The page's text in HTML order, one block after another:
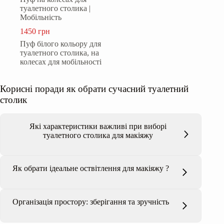
туалетного столика |
Мобільність
1450 грн
Пуф білого кольору для
туалетного столика, на
колесах для мобільності
Корисні поради як обрати сучасний туалетний
столик
Які характеристики важливі при виборі
туалетного столика для макіяжу
Туалетні столики з дзеркалом
макіяжними
Як обрати ідеальне оствітлення для макіяжу ?
Організація простору: зберігання та зручність